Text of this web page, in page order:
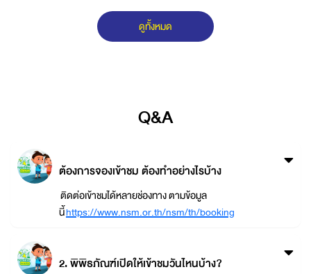
ดูทั้งหมด
Q&A
ต้องการจองเข้าชม ต้องทำอย่างไรบ้าง
ติดต่อเข้าชมได้หลายช่องทาง ตามข้อมูล
นี้https://www.nsm.or.th/nsm/th/booking
2. พิพิธภัณฑ์เปิดให้เข้าชมวันไหนบ้าง?